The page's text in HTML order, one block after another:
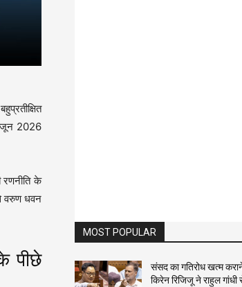
जून 2026
के
वरुण धवन
पीछे
MOST POPULAR
संसद का गतिरोध खत्म
किरेन रिजिजू ने राहुल गांधी